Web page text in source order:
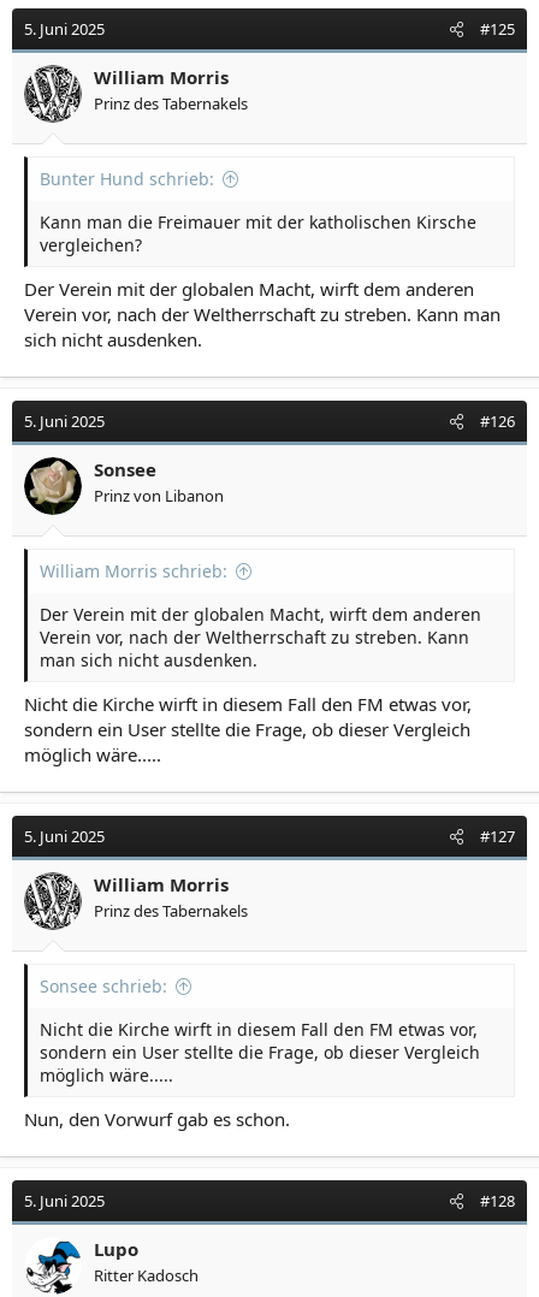
5. Juni 2025 #125
William Morris
Prinz des Tabernakels
Bunter Hund schrieb:
Kann man die Freimauer mit der katholischen Kirsche
vergleichen?
Der Verein mit der globalen Macht, wirft dem anderen
Verein vor, nach der Weltherrschaft zu streben. Kann man
sich nicht ausdenken.
5. Juni 2025 #126
Sonsee
Prinz von Libanon
William Morris schrieb:
Der Verein mit der globalen Macht, wirft dem anderen
Verein vor, nach der Weltherrschaft zu streben. Kann
man sich nicht ausdenken.
Nicht die Kirche wirft in diesem Fall den FM etwas vor,
sondern ein User stellte die Frage, ob dieser Vergleich
möglich wäre.....
5. Juni 2025 #127
William Morris
Prinz des Tabernakels
Sonsee schrieb:
Nicht die Kirche wirft in diesem Fall den FM etwas vor,
sondern ein User stellte die Frage, ob dieser Vergleich
möglich wäre.....
Nun, den Vorwurf gab es schon.
5. Juni 2025 #128
Lupo
Ritter Kadosch